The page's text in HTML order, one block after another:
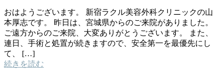
おはようございます。 新宿ラクル美容外科クリニックの山
本厚志です。 昨日は、宮城県からのご来院がありました。
ご遠方からのご来院、大変ありがとうございます。 また、
連日、手術と処置が続きますので、安全第一を最優先にし
て、 […]
続きを読む